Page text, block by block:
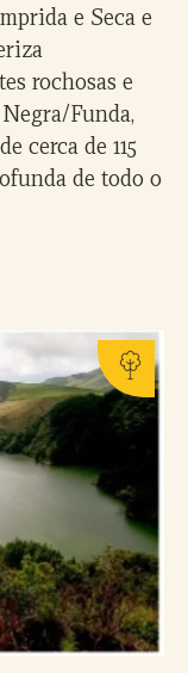
e Seca e
rochosas e
Funda,
cerca de 115
de todo o